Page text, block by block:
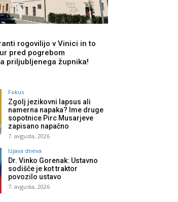
rogovilijo v Vinici in to
pred pogrebom
priljubljenega župnika!
Fokus
Zgolj jezikovni lapsus ali
namerna napaka? Ime druge
sopotnice Pirc Musarjeve
zapisano napačno
7. avgusta, 2026
Izjava dneva
Dr. Vinko Gorenak: Ustavno
sodišče je kot traktor
povozilo ustavo
7. avgusta, 2026